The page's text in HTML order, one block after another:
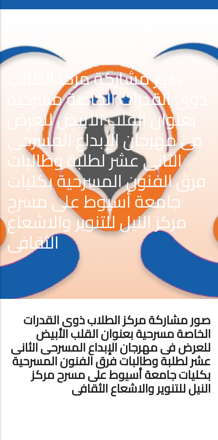
صور مشاركة مركز الطلاب
ذوى القدرات الخاصة مسرحية
بعنوان القلب الأبيض للعرض
فى مهرجان الإبداع المسرحى
الثانى عشر لطلبة وطالبات
فرق الفنون المسرحية بكليات
جامعة أسيوط على مسرح
مركز النيل للتنوير والاشعاع
الثقافى
صور مشاركة مركز الطلاب ذوى القدرات
الخاصة مسرحية بعنوان القلب الأبيض
للعرض فى مهرجان الإبداع المسرحى الثانى
عشر لطلبة وطالبات فرق الفنون المسرحية
بكليات جامعة أسيوط على مسرح مركز
النيل للتنوير والاشعاع الثقافى